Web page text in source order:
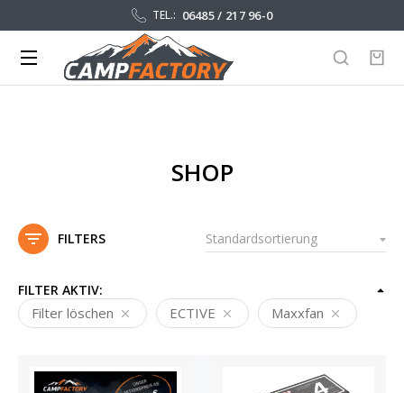
TEL.: 06485 / 217 96-0
SHOP
FILTERS
FILTER AKTIV:
Filter löschen ECTIVE Maxxfan